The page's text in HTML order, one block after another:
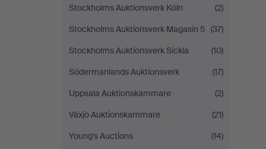
Stockholms Auktionsverk Köln
(2)
Stockholms Auktionsverk Magasin 5 (37)
Stockholms Auktionsverk Sickla
(10)
Södermanlands Auktionsverk
(17)
Uppsala Auktionskammare
(2)
Växjö Auktionskammare
(21)
Young's Auctions
(14)